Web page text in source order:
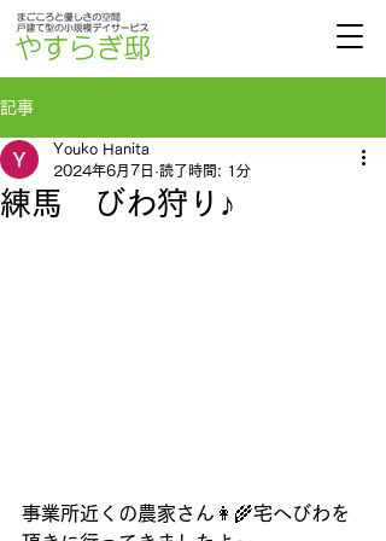
記事
練馬 びわ狩り♪
Youko Hanita
2024年6月7日 読了時間: 1分
事業所近くの農家さん👩‍🌾宅へびわを